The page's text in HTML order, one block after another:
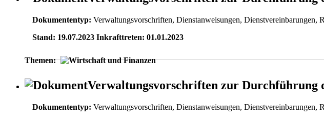
Dokumententyp: Verwaltungsvorschriften, Dienstanweisungen, Dienstvereinbarungen,
Stand: 19.07.2023 Inkrafttreten: 01.01.2023
Themen:
Verwaltungsvorschriften zur Durchführung
Dokumententyp: Verwaltungsvorschriften, Dienstanweisungen, Dienstvereinbarungen,